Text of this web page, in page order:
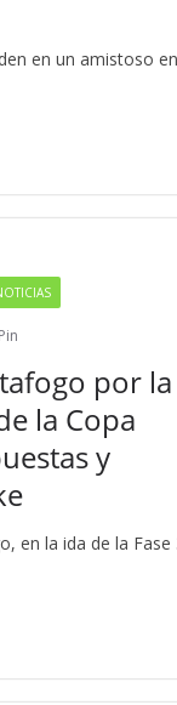
en un amistoso en
por la
la Copa
y
en la ida de la Fase